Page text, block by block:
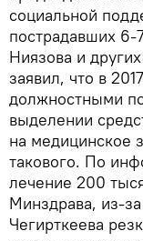
социальной
пострадавших 6-
Ниязова и
заявил, что в
должностными
выделении
на медицинское
такового. По
лечение 200
Минздрава, из-
Чегирткеева